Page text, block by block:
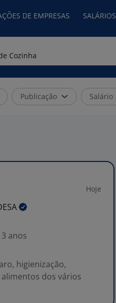
DE EMPRESAS SALÁRIOS
Publicação Salário
Hoje
anos
higienização,
dos vários